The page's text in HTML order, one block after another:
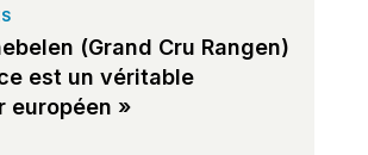
(Grand Cru Rangen)
est un véritable
européen »